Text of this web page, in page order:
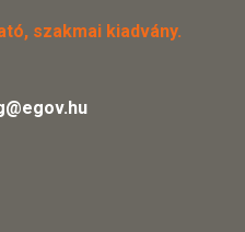
szakmai kiadvány.